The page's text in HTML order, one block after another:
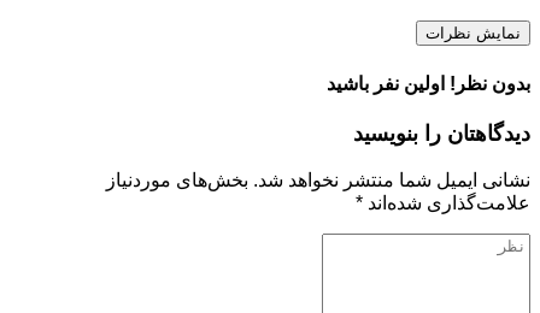
نمایش نظرات
بدون نظر! اولین نفر باشید
دیدگاهتان را بنویسید
نشانی ایمیل شما منتشر نخواهد شد. بخش‌های موردنیاز
علامت‌گذاری شده‌اند *